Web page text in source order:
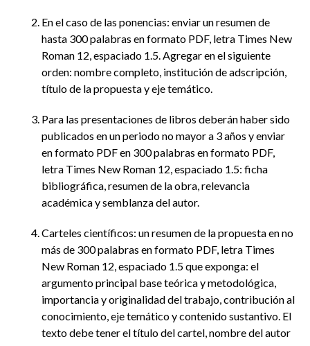
En el caso de las ponencias: enviar un resumen de
hasta 300 palabras en formato PDF, letra Times New
Roman 12, espaciado 1.5. Agregar en el siguiente
orden: nombre completo, institución de adscripción,
título de la propuesta y eje temático.
Para las presentaciones de libros deberán haber sido
publicados en un periodo no mayor a 3 años y enviar
en formato PDF en 300 palabras en formato PDF,
letra Times New Roman 12, espaciado 1.5: ficha
bibliográfica, resumen de la obra, relevancia
académica y semblanza del autor.
Carteles científicos: un resumen de la propuesta en no
más de 300 palabras en formato PDF, letra Times
New Roman 12, espaciado 1.5 que exponga: el
argumento principal base teórica y metodológica,
importancia y originalidad del trabajo, contribución al
conocimiento, eje temático y contenido sustantivo. El
texto debe tener el título del cartel, nombre del autor